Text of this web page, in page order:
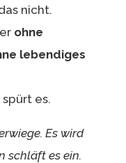
nicht.
ohne
lebendiges
es.
Es wird
schläft es ein.